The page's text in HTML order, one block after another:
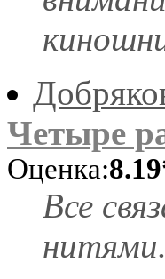
Четыре
Оценка:
Все